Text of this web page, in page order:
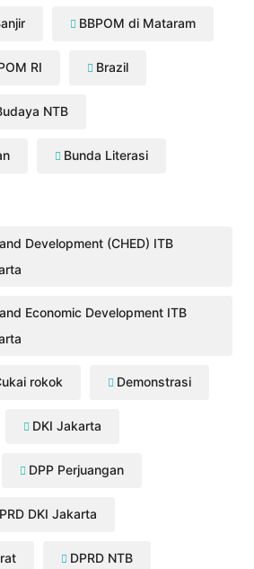
BBPOM di Mataram
RI Brazil
NTB
Bunda Literasi
Development (CHED) ITB
Economic Development ITB
rokok Demonstrasi
DKI Jakarta
DPP Perjuangan
DKI Jakarta
DPRD NTB